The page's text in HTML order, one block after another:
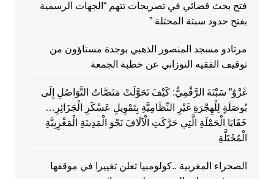
فتح بحث قضائي في تصريحات تتهم “الجهات الرسمية
بفتح حدود سبتة المحتلة ”
مرتادو مسجد المنصور الذهبي بوجدة مستاؤون من
توقيف الفقيه التوزاني عن خطبة الجمعة
غَزْوُ” سَبْتَةَ الرَّقْمِيُّ: كَيْفَ تَحَوَّلَتْ مَنَصَّاتُ التَّوَاصُلِ إِلَى
بُوصَلَةٍ لِلْهِجْرَةِ غَيْرِ النِّظَامِيَّةِ بِتَمْوِيلِ عَسْكَرِ الْجَزَائِرِ…
خَفَايَا الْحَمْلَةِ الَّتِي حَرَّكَتِ الْآلَافَ نَحْوَ الْمَدِينَةِ الْمَغْرِبِيَّةِ
الْمُحْتَلَّةِ
الصحراء المغربية ..كولومبيا تعلن تغييرا في موقفها